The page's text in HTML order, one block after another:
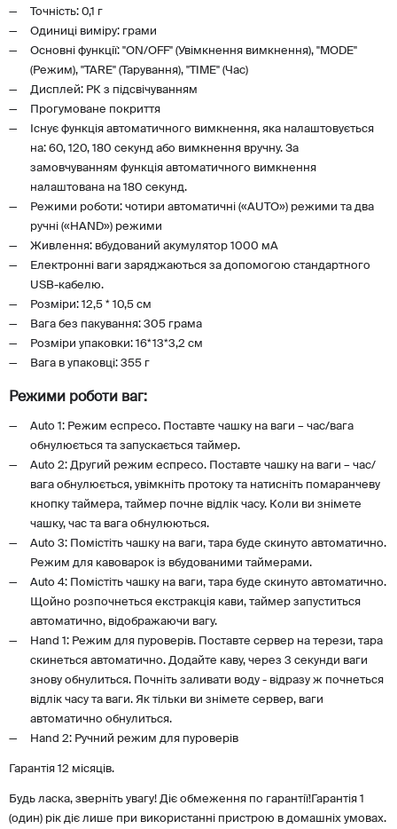
Точність: 0,1 г
Одиниці виміру: грами
Основні функції: "ON/OFF" (Увімкнення вимкнення), "MODE"
(Режим), "TARE" (Тарування), "TIME" (Час)
Дисплей: РК з підсвічуванням
Прогумоване покриття
Існує функція автоматичного вимкнення, яка налаштовується
на: 60, 120, 180 секунд або вимкнення вручну. За
замовчуванням функція автоматичного вимкнення
налаштована на 180 секунд.
Режими роботи: чотири автоматичні («AUTO») режими та два
ручні («HAND») режими
Живлення: вбудований акумулятор 1000 мА
Електронні ваги заряджаються за допомогою стандартного
USB-кабелю.
Розміри: 12,5 * 10,5 см
Вага без пакування: 305 грама
Розміри упаковки: 16*13*3,2 см
Вага в упаковці: 355 г
Режими роботи ваг:
Auto 1: Режим еспресо. Поставте чашку на ваги – час/вага
обнулюється та запускається таймер.
Auto 2: Другий режим еспресо. Поставте чашку на ваги – час/
вага обнулюється, увімкніть протоку та натисніть помаранчеву
кнопку таймера, таймер почне відлік часу. Коли ви знімете
чашку, час та вага обнулюються.
Auto 3: Помістіть чашку на ваги, тара буде скинуто автоматично.
Режим для кавоварок із вбудованими таймерами.
Auto 4: Помістіть чашку на ваги, тара буде скинуто автоматично.
Щойно розпочнеться екстракція кави, таймер запуститься
автоматично, відображаючи вагу.
Hand 1: Режим для пуроверів. Поставте сервер на терези, тара
скинеться автоматично. Додайте каву, через 3 секунди ваги
знову обнулиться. Почніть заливати воду - відразу ж почнеться
відлік часу та ваги. Як тільки ви знімете сервер, ваги
автоматично обнулиться.
Hand 2: Ручний режим для пуроверів
Гарантія 12 місяців.
Будь ласка, зверніть увагу! Діє обмеження по гарантії!Гарантія 1
(один) рік діє лише при використанні пристрою в домашніх умовах.